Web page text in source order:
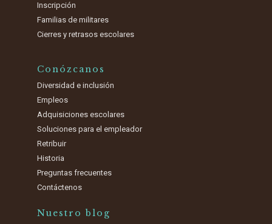
Inscripción
Familias de militares
Cierres y retrasos escolares
Conózcanos
Diversidad e inclusión
Empleos
Adquisiciones escolares
Soluciones para el empleador
Retribuir
Historia
Preguntas frecuentes
Contáctenos
Nuestro blog